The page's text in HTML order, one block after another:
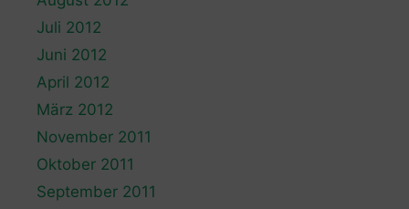
Juli 2012
Juni 2012
April 2012
März 2012
November 2011
Oktober 2011
September 2011